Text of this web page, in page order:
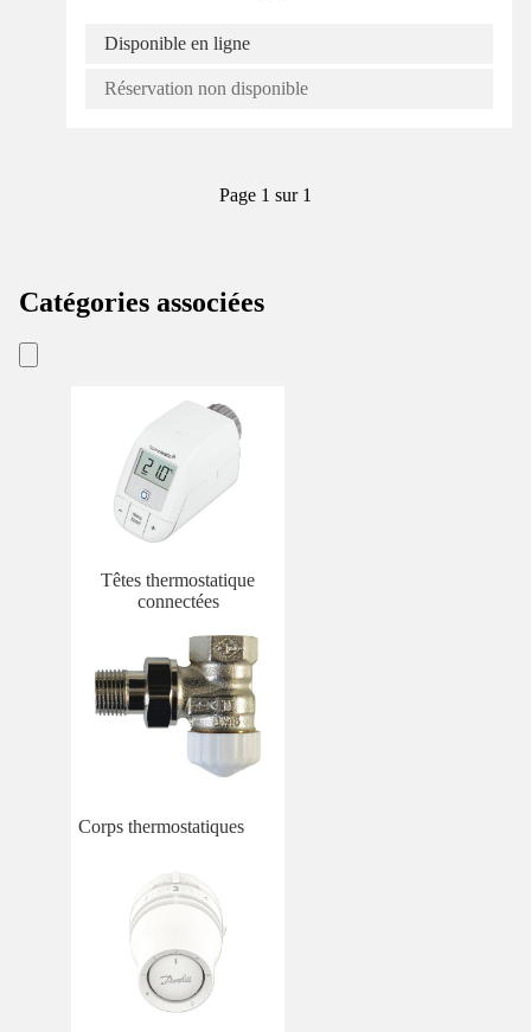
Disponible en ligne
Réservation non disponible
Page 1 sur 1
Catégories associées
Têtes thermostatique
connectées
Corps thermostatiques